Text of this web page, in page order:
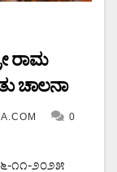
ರಾಮ
ಚಾಲನಾ
0
೧೧-೨೦೨೫